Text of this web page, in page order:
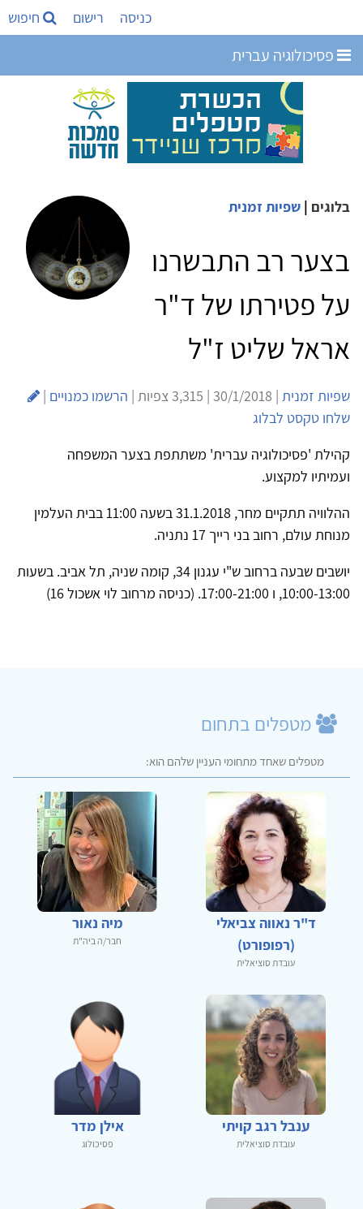
כניסה רישום חיפוש
פסיכולוגיה עברית
בלוגים | שפיות זמנית
בצער רב התבשרנו
על פטירתו של ד"ר
אראל שליט ז"ל
שפיות זמנית | 30/1/2018 | 3,315 צפיות | הרשמו כמנויים |
שלחו טקסט לבלוג
קהילת 'פסיכולוגיה עברית' משתתפת בצער המשפחה
ועמיתיו למקצוע.
ההלוויה תתקיים מחר, 31.1.2018 בשעה 11:00 בבית העלמין
מנוחת עולם, רחוב בני רייך 17 נתניה.
יושבים שבעה ברחוב ש"י עגנון 34, קומה שניה, תל אביב. בשעות
10:00-13:00, ו 17:00-21:00. (כניסה מרחוב לוי אשכול 16)
מטפלים בתחום
מטפלים שאחד מתחומי העניין שלהם הוא:
ד"ר נאווה צביאלי
(רפופורט)
עובדת סוציאלית
מיה נאור
חבר/ה ביה"ת
ענבל רגב קויתי
עובדת סוציאלית
אילן מדר
פסיכולוג